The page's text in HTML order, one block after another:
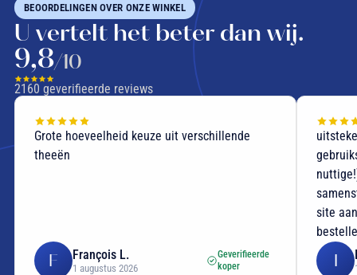
BEOORDELINGEN OVER ONZE WINKEL
U vertelt het beter dan wij.
9,8/10
2160 geverifieerde reviews
Grote hoeveelheid keuze uit verschillende
theeën
F François L.
1 augustus 2026
Geverifieerde
koper
site
I